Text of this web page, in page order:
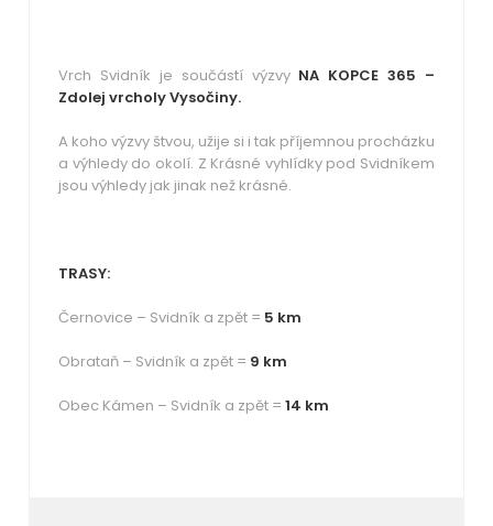
Vrch Svidník je součástí výzvy NA KOPCE 365 –
Zdolej vrcholy Vysočiny.
A koho výzvy štvou, užije si i tak příjemnou procházku
a výhledy do okolí. Z Krásné vyhlídky pod Svidníkem
jsou výhledy jak jinak než krásné.
TRASY:
Černovice – Svidník a zpět = 5 km
Obrataň – Svidník a zpět = 9 km
Obec Kámen – Svidník a zpět = 14 km